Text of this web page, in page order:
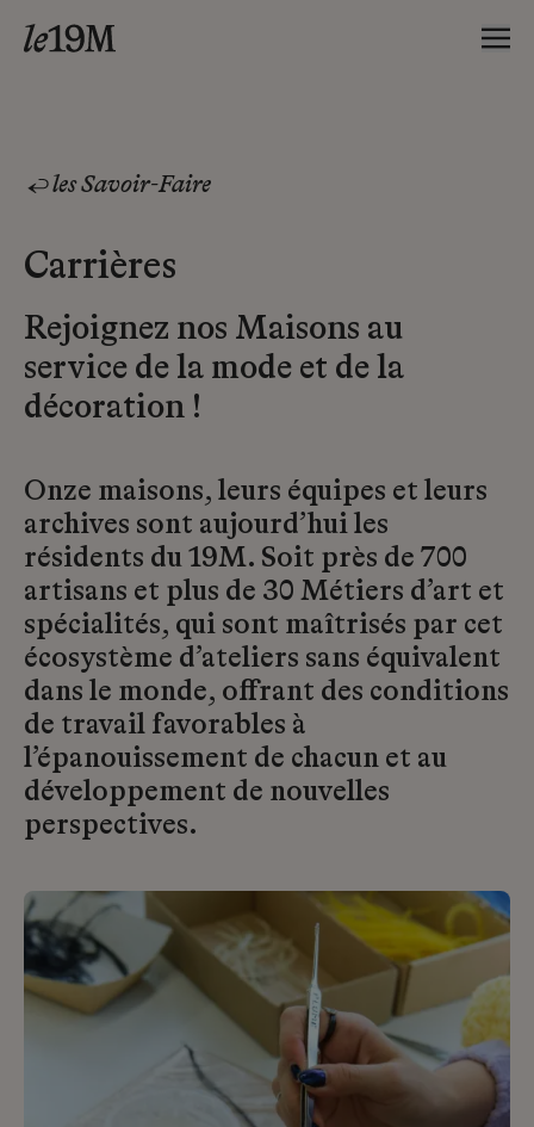
les Savoir-Faire
Carrières
Rejoignez nos Maisons au
service de la mode et de la
décoration !
Onze maisons, leurs équipes et leurs
archives sont aujourd’hui les
résidents du 19M. Soit près de 700
artisans et plus de 30 Métiers d’art et
spécialités, qui sont maîtrisés par cet
écosystème d’ateliers sans équivalent
dans le monde, offrant des conditions
de travail favorables à
l’épanouissement de chacun et au
développement de nouvelles
perspectives.